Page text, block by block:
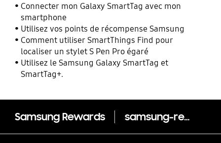
Connecter mon Galaxy SmartTag avec mon
smartphone
Utilisez vos points de récompense Samsung
Comment utiliser SmartThings Find pour
localiser un stylet S Pen Pro égaré
Utilisez le Samsung Galaxy SmartTag et
SmartTag+.
Samsung Rewards samsung-rewards